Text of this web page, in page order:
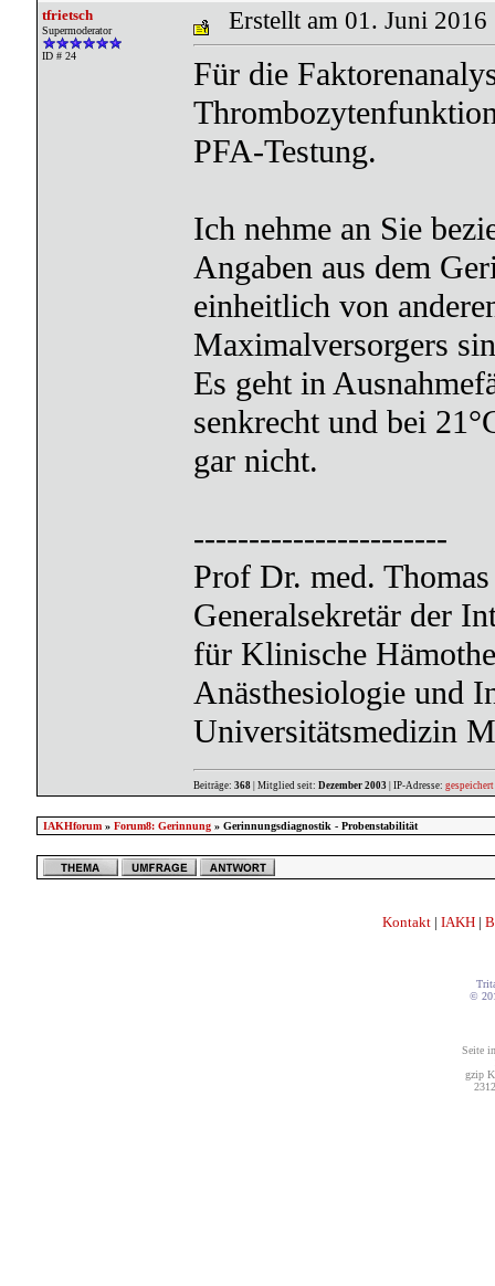
tfrietsch
Supermoderator
ID # 24
Erstellt am 01. Juni 2016
Für die
PFA-Testung.
Ich nehme an Sie
Angaben aus dem
einheitlich von
Maximalversorgers
Es geht in
senkrecht und bei
gar nicht.
-----------------------
Prof Dr. med.
Generalsekretär der
für Klinische
Anästhesiologie und
Universitätsmedizin
Beiträge: 368| Mitglied seit: Dezember 2003 | IP-Adresse: gespeichert
IAKHforum» Forum8: Gerinnung» Gerinnungsdiagnostik - Probenstabilität
Kontakt | IAKH |
©
Seite
gzip